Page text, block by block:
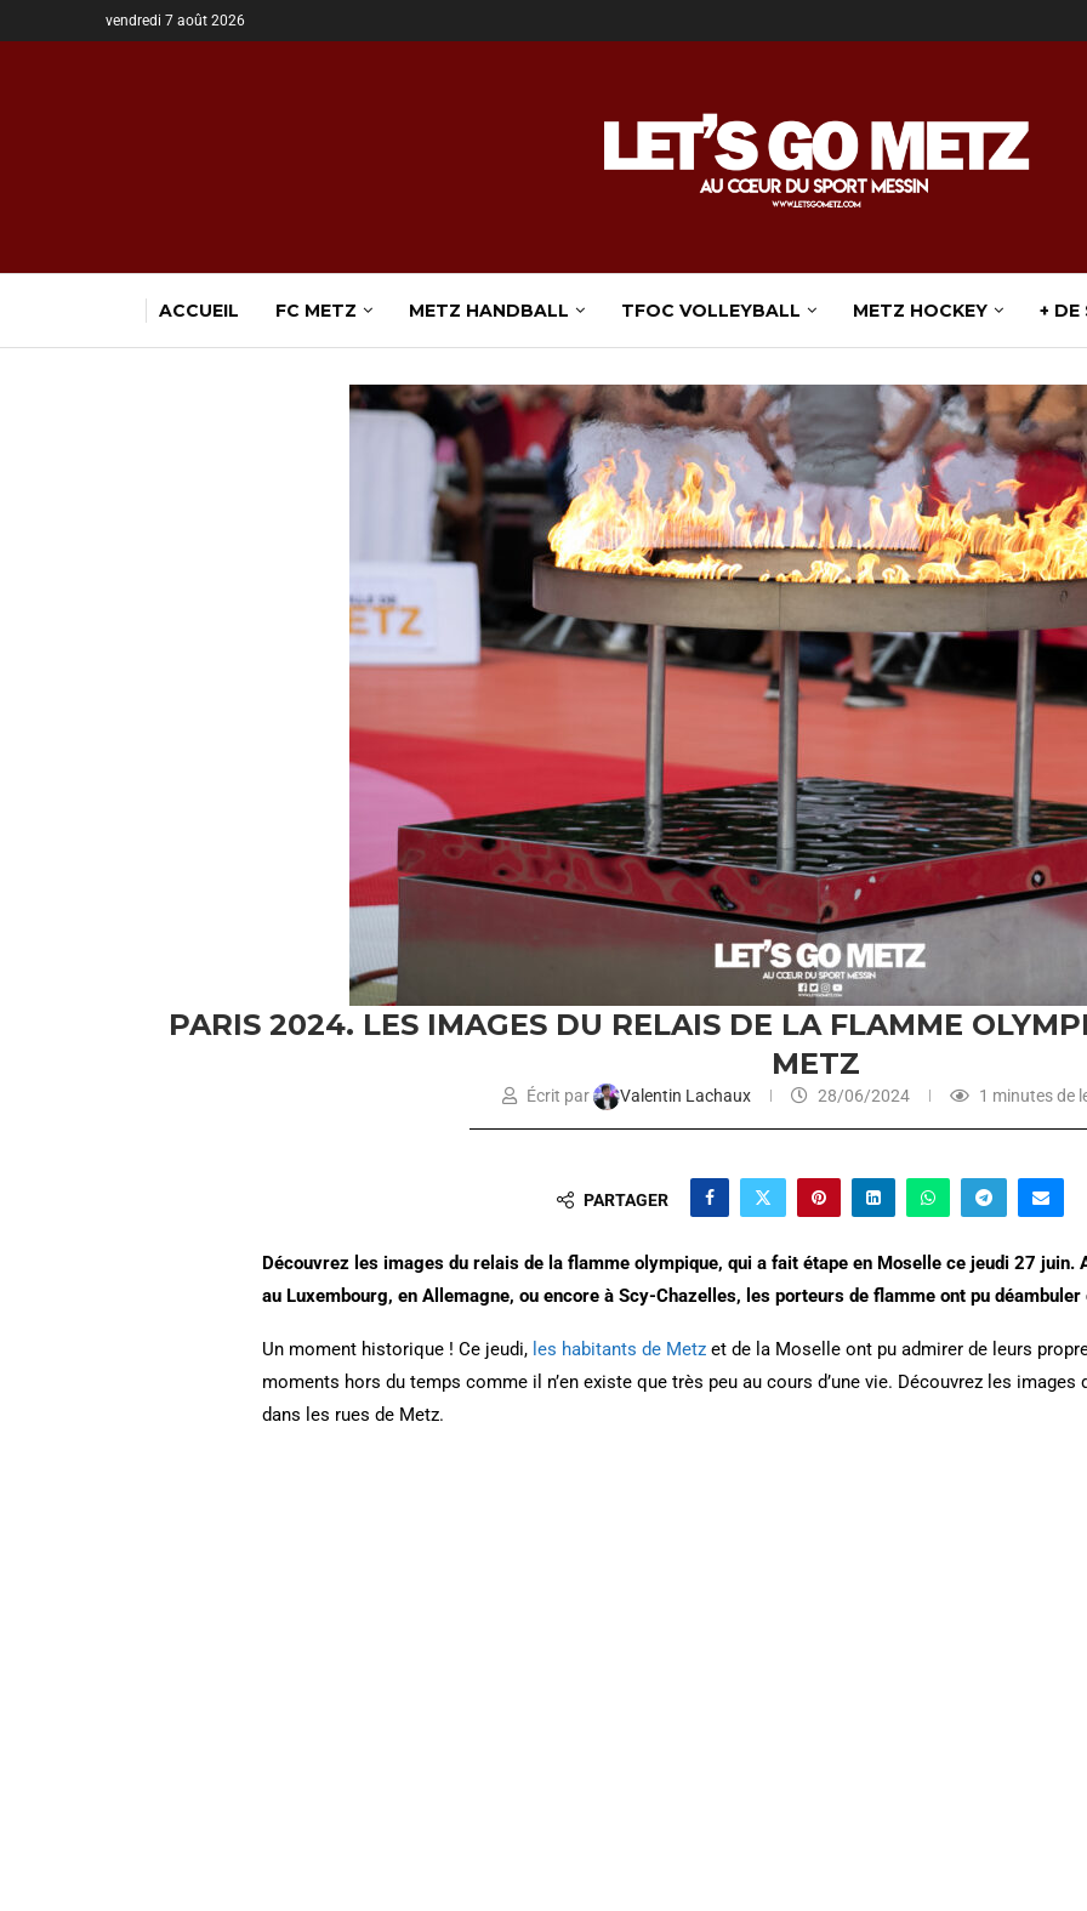
vendredi 7 août 2026
ACCUEIL FC METZ METZ HANDBALL TFOC VOLLEYBALL METZ HOCKEY + DE
PARIS 2024. LES IMAGES DU RELAIS DE LA FLAMME
METZ
Écrit par Valentin Lachaux 28/06/2024 1 minutes de
PARTAGER
Découvrez les images du relais de la flamme olympique, qui a fait étape en Moselle ce jeudi 27 juin.
au Luxembourg, en Allemagne, ou encore à Scy-Chazelles, les porteurs de flamme ont pu
Un moment historique ! Ce jeudi, les habitants de Metz et de la Moselle ont pu admirer de leurs
moments hors du temps comme il n’en existe que très peu au cours d’une vie. Découvrez les
dans les rues de Metz.